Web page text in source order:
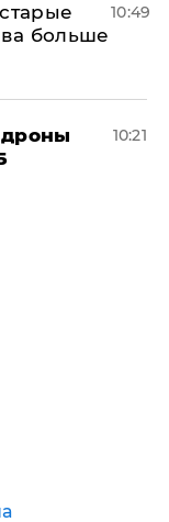
больше
10:49
10:21